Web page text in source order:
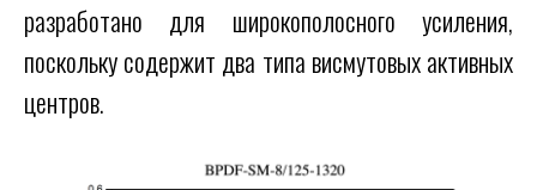
разработано для широкополосного усиления,
поскольку содержит два типа висмутовых активных
центров.